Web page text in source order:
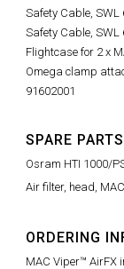
Safety Cable, SWL
Safety Cable, SWL
Flightcase for 2 x
Omega clamp
91602001
SPARE PARTS
Osram HTI 1000/
Air filter, head,
ORDERING
MAC Viper™ AirFX